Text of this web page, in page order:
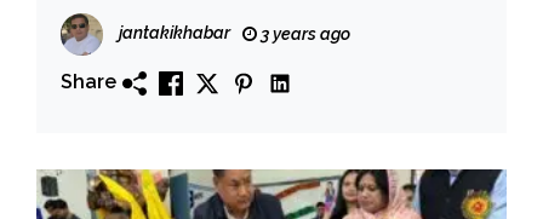
jantakikhabar 3 years ago
Share